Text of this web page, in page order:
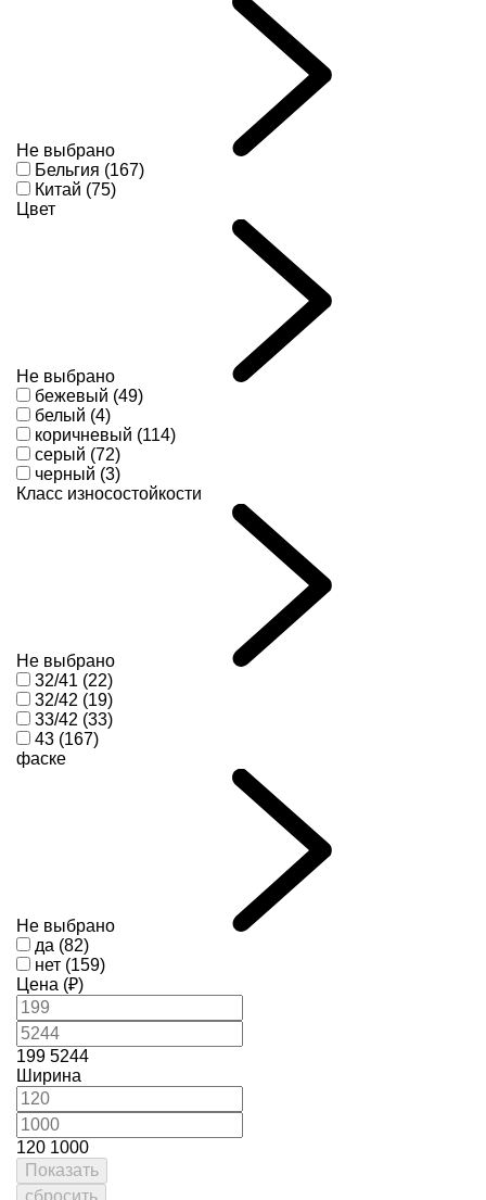
Не выбрано
Бельгия (167)
Китай (75)
Цвет
Не выбрано
бежевый (49)
белый (4)
коричневый (114)
серый (72)
черный (3)
Класс износостойкости
Не выбрано
32/41 (22)
32/42 (19)
33/42 (33)
43 (167)
фаске
Не выбрано
да (82)
нет (159)
Цена (₽)
199 5244
Ширина
120 1000
Показать